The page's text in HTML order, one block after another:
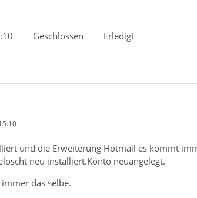
Geschlossen Erledigt
und die Erweiterung Hotmail es kommt
neu installiert.Konto neuangelegt.
das selbe.